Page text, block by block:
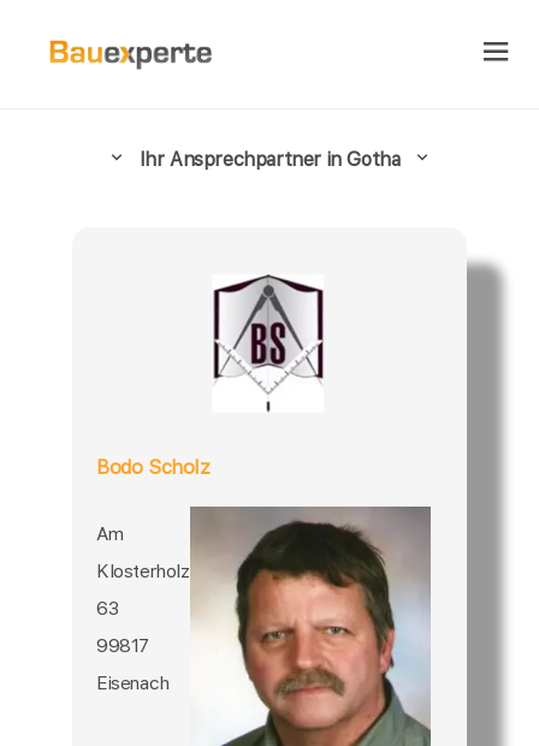
Ihr Ansprechpartner in Gotha
Bodo Scholz
Am
Klosterholz
63
99817
Eisenach